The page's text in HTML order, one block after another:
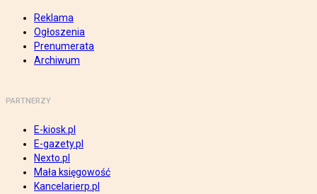
Reklama
Ogłoszenia
Prenumerata
Archiwum
PARTNERZY
E-kiosk.pl
E-gazety.pl
Nexto.pl
Mała księgowość
Kancelarierp.pl